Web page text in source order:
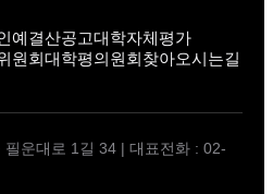
예결산공고대학자체평가
원회대학평의원회찾아오시는길
필운대로 1길 34 | 대표전화 : 02-